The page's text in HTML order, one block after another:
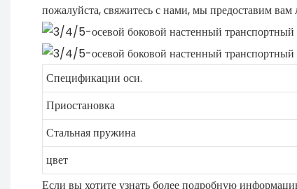
пожалуйста, свяжитесь с нами, мы предоставим
Спецификации оси.
Приостановка
Стальная пружина
цвет
Если вы хотите узнать более подробную